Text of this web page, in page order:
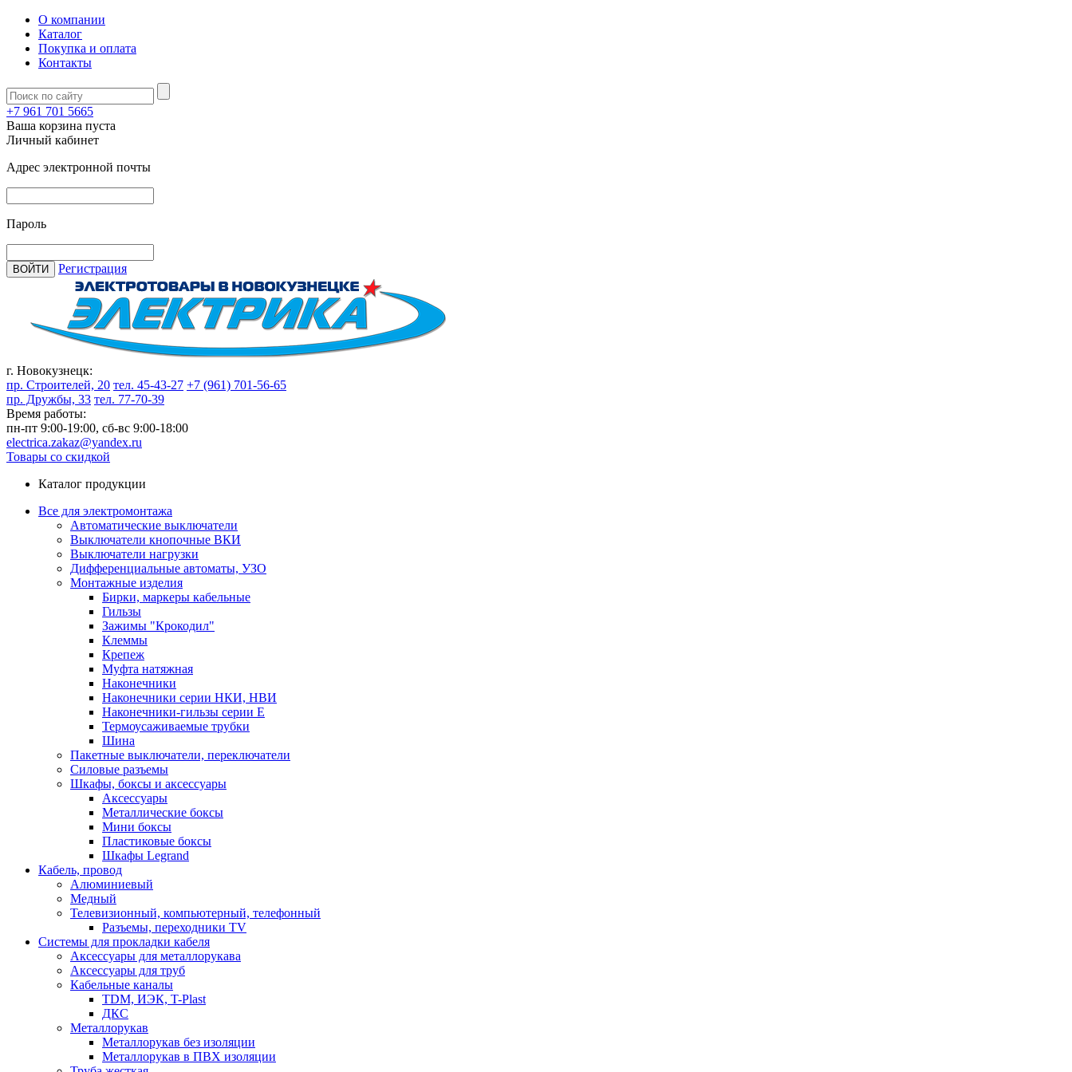
О компании
Каталог
Покупка и оплата
Контакты
+7 961 701 5665
Ваша корзина пуста
Личный кабинет
Адрес электронной почты
Пароль
ВОЙТИ Регистрация
г. Новокузнецк:
пр. Строителей, 20 тел. 45-43-27 +7 (961) 701-56-65
пр. Дружбы, 33 тел. 77-70-39
Время работы:
пн-пт 9:00-19:00, сб-вс 9:00-18:00
electrica.zakaz@yandex.ru
Товары со скидкой
Каталог продукции
Все для электромонтажа
Автоматические выключатели
Выключатели кнопочные ВКИ
Выключатели нагрузки
Дифференциальные автоматы, УЗО
Монтажные изделия
Бирки, маркеры кабельные
Гильзы
Зажимы "Крокодил"
Клеммы
Крепеж
Муфта натяжная
Наконечники
Наконечники серии НКИ, НВИ
Наконечники-гильзы серии Е
Термоусаживаемые трубки
Шина
Пакетные выключатели, переключатели
Силовые разъемы
Шкафы, боксы и аксессуары
Аксессуары
Металлические боксы
Мини боксы
Пластиковые боксы
Шкафы Legrand
Кабель, провод
Алюминиевый
Медный
Телевизионный, компьютерный, телефонный
Разъемы, переходники TV
Системы для прокладки кабеля
Аксессуары для металлорукава
Аксессуары для труб
Кабельные каналы
TDM, ИЭК, T-Plast
ДКС
Металлорукав
Металлорукав без изоляции
Металлорукав в ПВХ изоляции